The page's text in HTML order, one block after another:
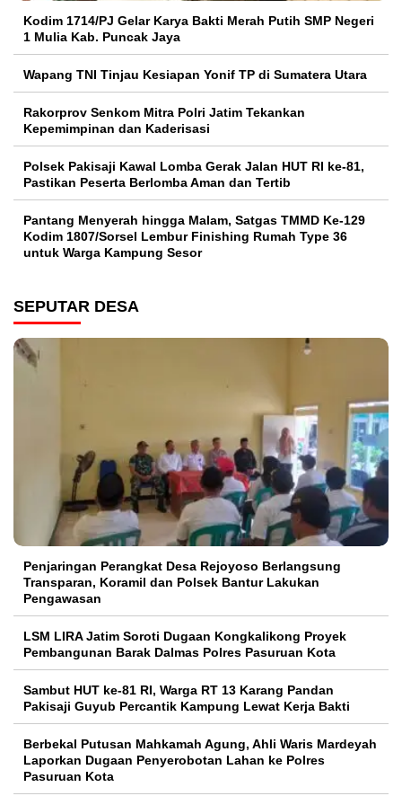
Kodim 1714/PJ Gelar Karya Bakti Merah Putih SMP Negeri
1 Mulia Kab. Puncak Jaya
Wapang TNI Tinjau Kesiapan Yonif TP di Sumatera Utara
Rakorprov Senkom Mitra Polri Jatim Tekankan
Kepemimpinan dan Kaderisasi
Polsek Pakisaji Kawal Lomba Gerak Jalan HUT RI ke-81,
Pastikan Peserta Berlomba Aman dan Tertib
Pantang Menyerah hingga Malam, Satgas TMMD Ke-129
Kodim 1807/Sorsel Lembur Finishing Rumah Type 36
untuk Warga Kampung Sesor
SEPUTAR DESA
Penjaringan Perangkat Desa Rejoyoso Berlangsung
Transparan, Koramil dan Polsek Bantur Lakukan
Pengawasan
LSM LIRA Jatim Soroti Dugaan Kongkalikong Proyek
Pembangunan Barak Dalmas Polres Pasuruan Kota
Sambut HUT ke-81 RI, Warga RT 13 Karang Pandan
Pakisaji Guyub Percantik Kampung Lewat Kerja Bakti
Berbekal Putusan Mahkamah Agung, Ahli Waris Mardeyah
Laporkan Dugaan Penyerobotan Lahan ke Polres
Pasuruan Kota